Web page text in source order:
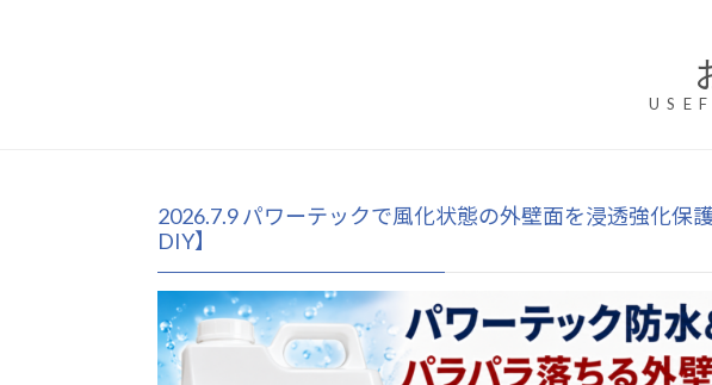
2026.7.9 パワーテックで風化状態の外壁面を浸透強化保
DIY】